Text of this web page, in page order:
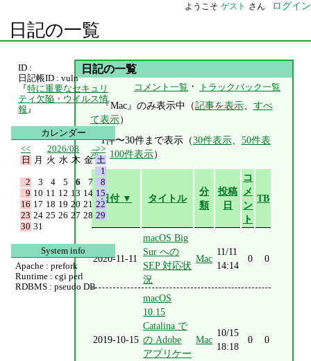
ようこそ ゲスト さん ログイン
日記の一覧
日記の一覧
コメント一覧 ・ トラックバック一覧
『Mac』のみ表示中（記事を表示、 すべ
て表示）
1件〜30件まで表示（30件表示、 50件表
示、 100件表示）
日付 ▼ タイトル
分
類
投稿
日
コ
メ
ン
ト
TB
2020-11-11
macOS Big
Sur への
SEP 対応状
況
Mac
11/11
14:14
0 0
2019-10-15
macOS
10.15
Catalina で
の Adobe
アプリケー
Mac
10/15
18:18
0 0
ID :
日記帳ID : vuln
『特に重要なセキュリ
ティ欠陥・ウイルス情
報 』
カレンダー
<<
2026/08
>>
日
月 火 水 木 金 土
1
2
3 4 5 6 7
8
9 10 11 12 13 14 15
16 17 18 19 20 21 22
23 24 25 26 27 28 29
30 31
System info
Apache : prefork
Runtime : cgi perl
RDBMS : pseudo DB